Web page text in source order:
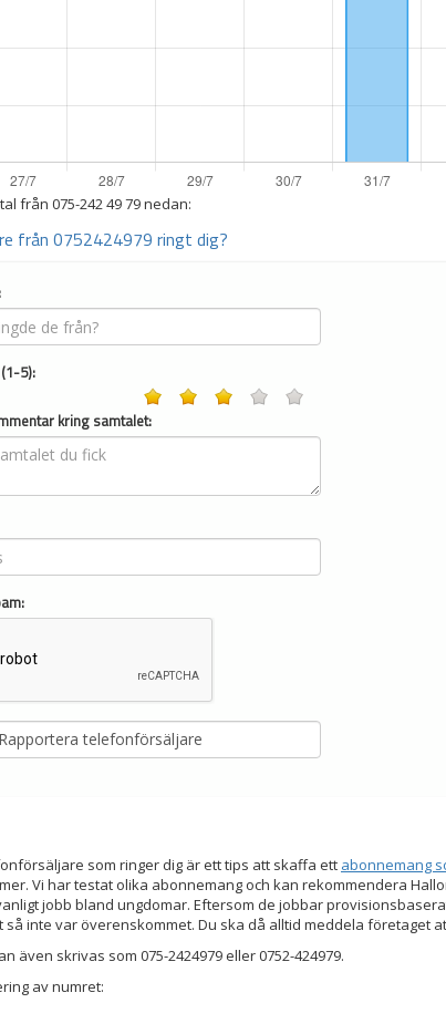
från 075-242 49 79nedan:
från 0752424979 ringt dig?
5):
kring samtalet:
som ringer dig är ett tips att skaffa ett abonnemang
Vi har testat olika abonnemang och kan rekommendera
jobb bland ungdomar. Eftersom de jobbar
inte var överenskommet. Du ska då alltid meddela företaget
även skrivas som 075-2424979 eller 0752-424979.
av numret: